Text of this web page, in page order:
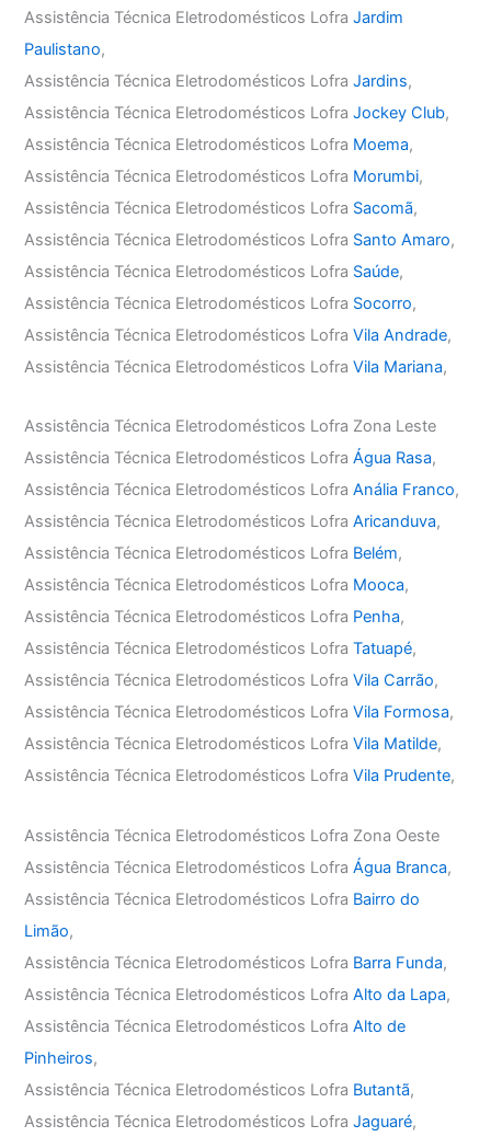
Assistência Técnica Eletrodomésticos LofraJardim
Paulistano,
Assistência Técnica Eletrodomésticos LofraJardins,
Assistência Técnica Eletrodomésticos LofraJockey Club,
Assistência Técnica Eletrodomésticos Lofra Moema,
Assistência Técnica Eletrodomésticos Lofra Morumbi,
Assistência Técnica Eletrodomésticos Lofra Sacomã,
Assistência Técnica Eletrodomésticos Lofra Santo Amaro,
Assistência Técnica Eletrodomésticos Lofra Saúde,
Assistência Técnica Eletrodomésticos Lofra Socorro,
Assistência Técnica Eletrodomésticos LofraVila Andrade,
Assistência Técnica Eletrodomésticos LofraVila Mariana,
Assistência Técnica Eletrodomésticos Lofra Zona Leste
Assistência Técnica Eletrodomésticos LofraÁgua Rasa,
Assistência Técnica Eletrodomésticos LofraAnália Franco,
Assistência Técnica Eletrodomésticos LofraAricanduva,
Assistência Técnica Eletrodomésticos Lofra Belém,
Assistência Técnica Eletrodomésticos Lofra Mooca,
Assistência Técnica Eletrodomésticos Lofra Penha,
Assistência Técnica Eletrodomésticos LofraTatuapé,
Assistência Técnica Eletrodomésticos LofraVila Carrão,
Assistência Técnica Eletrodomésticos LofraVila Formosa,
Assistência Técnica Eletrodomésticos LofraVila Matilde,
Assistência Técnica Eletrodomésticos LofraVila Prudente,
Assistência Técnica Eletrodomésticos Lofra Zona Oeste
Assistência Técnica Eletrodomésticos LofraÁgua Branca,
Assistência Técnica Eletrodomésticos Lofra Bairro do
Limão,
Assistência Técnica Eletrodomésticos Lofra Barra Funda,
Assistência Técnica Eletrodomésticos LofraAlto da Lapa,
Assistência Técnica Eletrodomésticos LofraAlto de
Pinheiros,
Assistência Técnica Eletrodomésticos Lofra Butantã,
Assistência Técnica Eletrodomésticos LofraJaguaré,